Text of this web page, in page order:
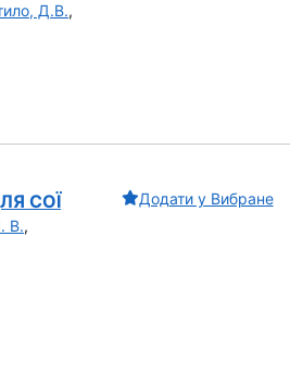
Д.В.,
СОЇ
В.,
Додати у Вибране